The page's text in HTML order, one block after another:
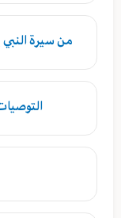
من سيرة